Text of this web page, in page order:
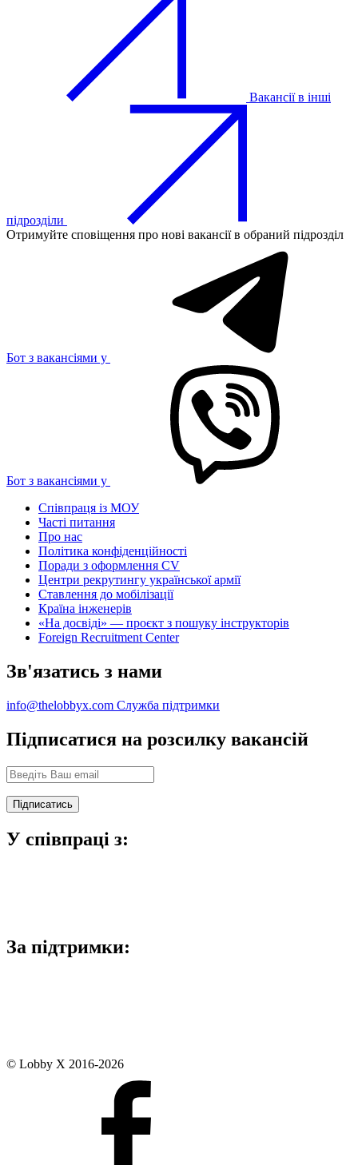
Вакансії в інші
підрозділи
Отримуйте сповіщення про нові вакансії в обраний підрозділ
Бот з вакансіями у
Бот з вакансіями у
Співпраця із МОУ
Часті питання
Про нас
Політика конфіденційності
Поради з оформлення CV
Центри рекрутингу української армії
Ставлення до мобілізації
Країна інженерів
«На досвіді» — проєкт з пошуку інструкторів
Foreign Recruitment Center
Зв'язатись з нами
info@thelobbyx.com Служба підтримки
Підписатися на розсилку вакансій
У співпраці з:
За підтримки:
© Lobby X 2016-2026